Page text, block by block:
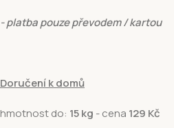
- platba pouze převodem / kartou
Doručení k domů
hmotnost do: 15 kg - cena 129 Kč